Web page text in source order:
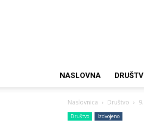
NASLOVNA
Naslovnica Društvo
Društvo Izdvojeno